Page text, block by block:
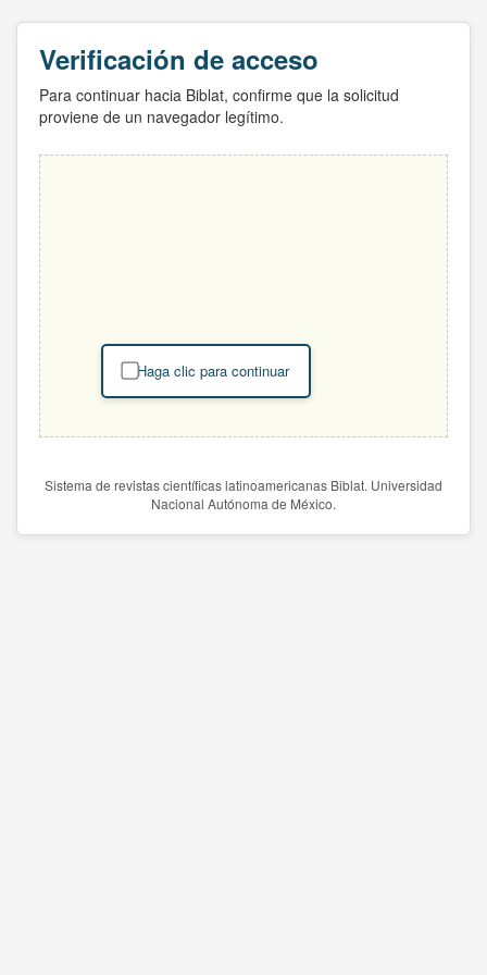
Verificación de acceso
Para continuar hacia Biblat, confirme que la solicitud
proviene de un navegador legítimo.
Haga clic para continuar
Sistema de revistas científicas latinoamericanas Biblat. Universidad
Nacional Autónoma de México.